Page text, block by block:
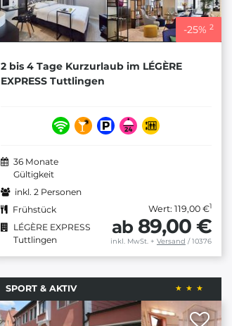
-25% 2
2 bis 4 Tage Kurzurlaub im LÉGÈRE
EXPRESS Tuttlingen
36 Monate
Gültigkeit
inkl. 2 Personen
Frühstück
LÉGÈRE EXPRESS
Tuttlingen
Wert: 119,00 €1
ab 89,00 €
inkl. MwSt. + Versand / 10376
SPORT & AKTIV